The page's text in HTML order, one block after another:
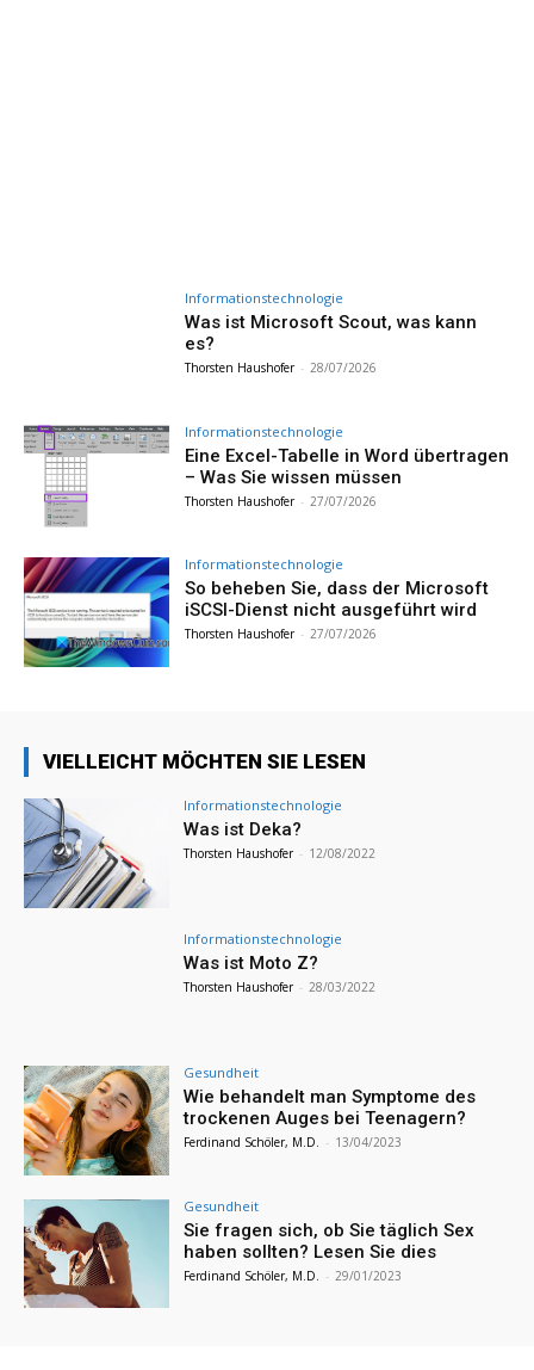
Informationstechnologie
Was ist Microsoft Scout, was kann
es?
Thorsten Haushofer - 28/07/2026
Informationstechnologie
Eine Excel-Tabelle in Word übertragen
– Was Sie wissen müssen
Thorsten Haushofer - 27/07/2026
Informationstechnologie
So beheben Sie, dass der Microsoft
iSCSI-Dienst nicht ausgeführt wird
Thorsten Haushofer - 27/07/2026
VIELLEICHT MÖCHTEN SIE LESEN
Informationstechnologie
Was ist Deka?
Thorsten Haushofer - 12/08/2022
Informationstechnologie
Was ist Moto Z?
Thorsten Haushofer - 28/03/2022
Gesundheit
Wie behandelt man Symptome des
trockenen Auges bei Teenagern?
Ferdinand Schöler, M.D. - 13/04/2023
Gesundheit
Sie fragen sich, ob Sie täglich Sex
haben sollten? Lesen Sie dies
Ferdinand Schöler, M.D. - 29/01/2023